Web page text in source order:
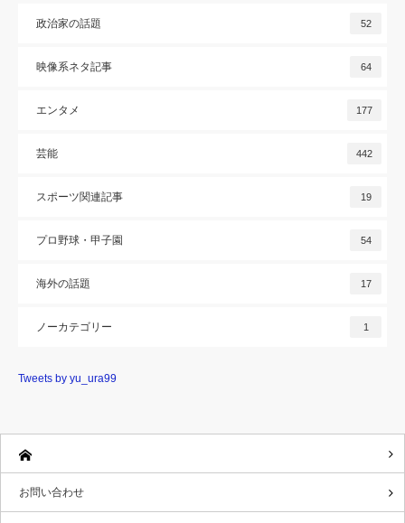
政治家の話題 52
映像系ネタ記事 64
エンタメ 177
芸能 442
スポーツ関連記事 19
プロ野球・甲子園 54
海外の話題 17
ノーカテゴリー 1
Tweets by yu_ura99
お問い合わせ